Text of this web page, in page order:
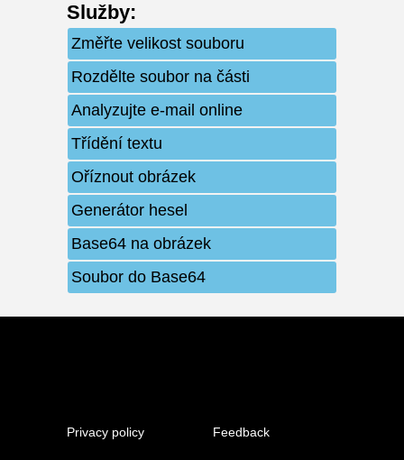
Služby:
Změřte velikost souboru
Rozdělte soubor na části
Analyzujte e-mail online
Třídění textu
Oříznout obrázek
Generátor hesel
Base64 na obrázek
Soubor do Base64
Privacy policy Feedback